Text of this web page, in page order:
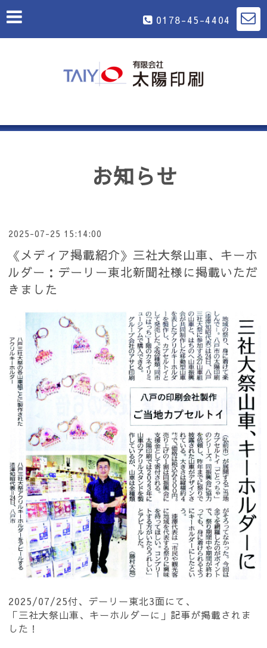
0178-45-4404
お知らせ
2025-07-25 15:14:00
《メディア掲載紹介》三社大祭山車、キーホ
ルダー：デーリー東北新聞社様に掲載いただ
きました
2025/07/25付、デーリー東北3面にて、
「三社大祭山車、キーホルダーに」記事が掲載されま
した！